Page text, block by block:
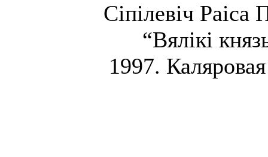
Сіпілевіч
“Вялікі
1997.